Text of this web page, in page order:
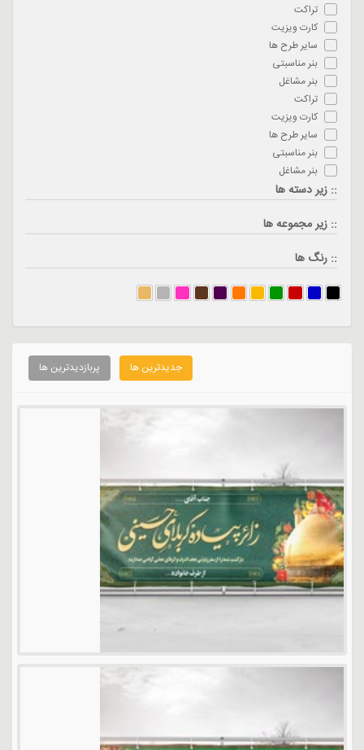
تراکت
کارت ویزیت
سایر طرح ها
بنر مناسبتی
بنر مشاغل
تراکت
کارت ویزیت
سایر طرح ها
بنر مناسبتی
بنر مشاغل
:: زیر دسته ها
:: زیر مجموعه ها
:: رنگ ها
جدیدترین ها پربازدیدترین ها